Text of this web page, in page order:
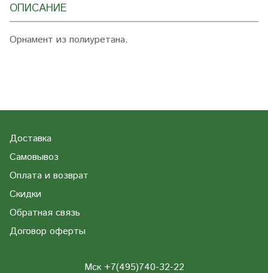
ОПИСАНИЕ
Орнамент из полиуретана.
Доставка
Самовывоз
Оплата и возврат
Скидки
Обратная связь
Договор оферты
Мск +7(495)740-32-22